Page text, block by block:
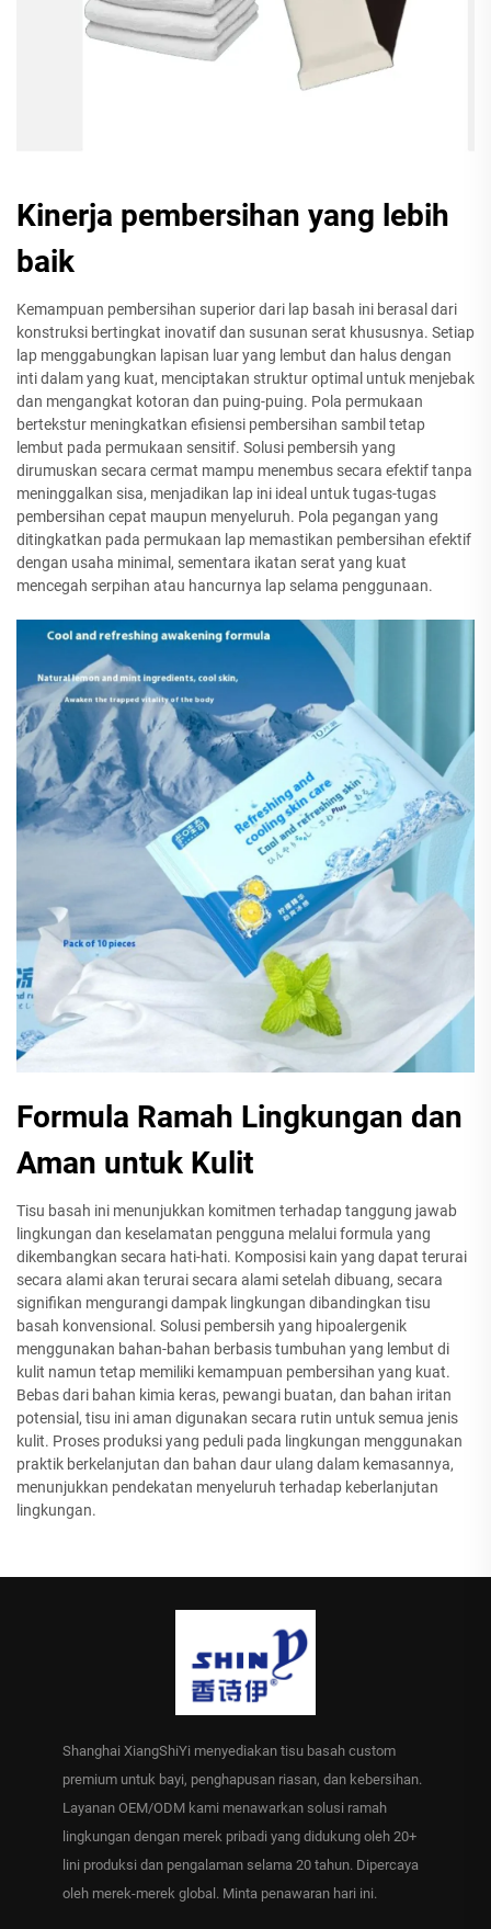
Kinerja pembersihan yang lebih
baik
Kemampuan pembersihan superior dari lap basah ini berasal dari
konstruksi bertingkat inovatif dan susunan serat khususnya. Setiap
lap menggabungkan lapisan luar yang lembut dan halus dengan
inti dalam yang kuat, menciptakan struktur optimal untuk menjebak
dan mengangkat kotoran dan puing-puing. Pola permukaan
bertekstur meningkatkan efisiensi pembersihan sambil tetap
lembut pada permukaan sensitif. Solusi pembersih yang
dirumuskan secara cermat mampu menembus secara efektif tanpa
meninggalkan sisa, menjadikan lap ini ideal untuk tugas-tugas
pembersihan cepat maupun menyeluruh. Pola pegangan yang
ditingkatkan pada permukaan lap memastikan pembersihan efektif
dengan usaha minimal, sementara ikatan serat yang kuat
mencegah serpihan atau hancurnya lap selama penggunaan.
Formula Ramah Lingkungan dan
Aman untuk Kulit
Tisu basah ini menunjukkan komitmen terhadap tanggung jawab
lingkungan dan keselamatan pengguna melalui formula yang
dikembangkan secara hati-hati. Komposisi kain yang dapat terurai
secara alami akan terurai secara alami setelah dibuang, secara
signifikan mengurangi dampak lingkungan dibandingkan tisu
basah konvensional. Solusi pembersih yang hipoalergenik
menggunakan bahan-bahan berbasis tumbuhan yang lembut di
kulit namun tetap memiliki kemampuan pembersihan yang kuat.
Bebas dari bahan kimia keras, pewangi buatan, dan bahan iritan
potensial, tisu ini aman digunakan secara rutin untuk semua jenis
kulit. Proses produksi yang peduli pada lingkungan menggunakan
praktik berkelanjutan dan bahan daur ulang dalam kemasannya,
menunjukkan pendekatan menyeluruh terhadap keberlanjutan
lingkungan.
Shanghai XiangShiYi menyediakan tisu basah custom
premium untuk bayi, penghapusan riasan, dan kebersihan.
Layanan OEM/ODM kami menawarkan solusi ramah
lingkungan dengan merek pribadi yang didukung oleh 20+
lini produksi dan pengalaman selama 20 tahun. Dipercaya
oleh merek-merek global. Minta penawaran hari ini.